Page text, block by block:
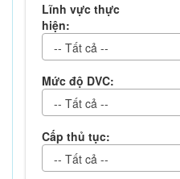
Lĩnh vực thực
hiện:
-- Tất cả --
Mức độ DVC:
-- Tất cả --
Cấp thủ tục:
-- Tất cả --